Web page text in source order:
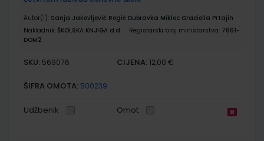
Autor(i): Sanja Jakovljević Rogić Dubravka Miklec Graciella Prtajin
Nakladnik: ŠKOLSKA KNJIGA d.d. Registarski broj ministarstva: 7661-
DOM2
SKU: 569076 CIJENA: 12,00 €
ŠIFRA OMOTA: 500239
Udžbenik Omot